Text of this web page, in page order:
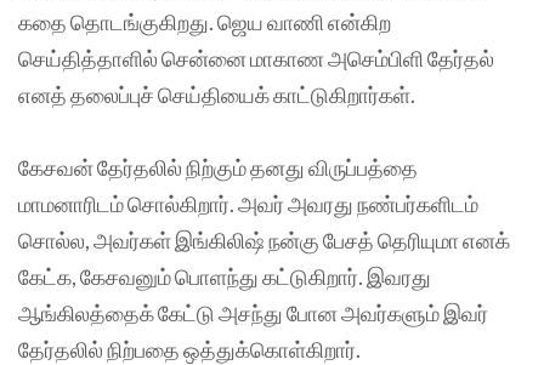
கதை தொடங்குகிறது. ஜெய வாணி என்கிற
செய்தித்தாளில் சென்னை மாகாண அசெம்பிளி தேர்தல்
எனத் தலைப்புச் செய்தியைக் காட்டுகிறார்கள்.
கேசவன் தேர்தலில் நிற்கும் தனது விருப்பத்தை
மாமனாரிடம் சொல்கிறார். அவர் அவரது நண்பர்களிடம்
சொல்ல, அவர்கள் இங்கிலிஷ் நன்கு பேசத் தெரியுமா எனக்
கேட்க, கேசவனும் பொளந்து கட்டுகிறார். இவரது
ஆங்கிலத்தைக் கேட்டு அசந்து போன அவர்களும் இவர்
தேர்தலில் நிற்பதை ஒத்துக்கொள்கிறார்.